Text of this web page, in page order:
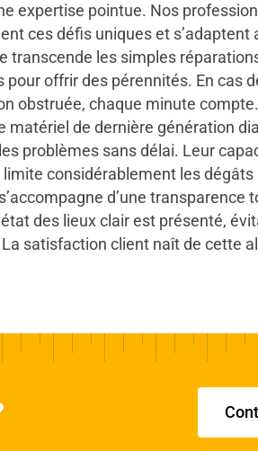
expertise pointue. Nos
ces défis uniques et s’adaptent
transcende les simples
pour offrir des pérennités. En cas
obstruée, chaque minute
matériel de dernière génération
problèmes sans délai. Leur
limite considérablement les
d’une transparence
des lieux clair est présenté,
satisfaction client naît de cette